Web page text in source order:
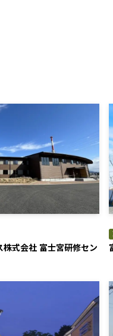
式会社 富士宮研修セン